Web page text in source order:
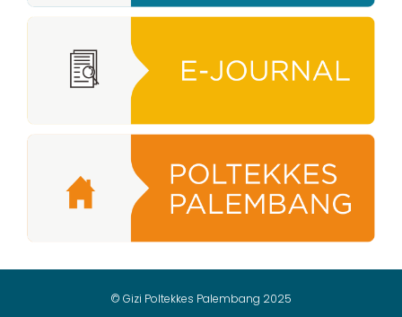
© Gizi Poltekkes Palembang 2025